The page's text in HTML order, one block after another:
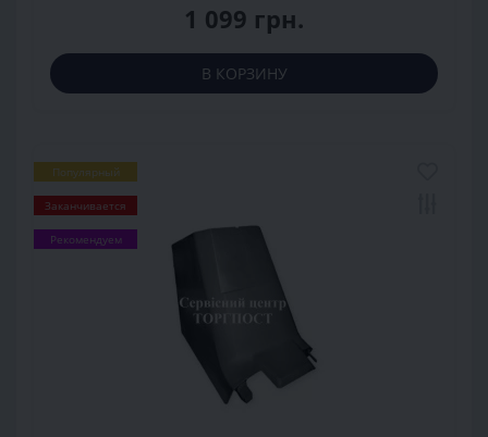
1 099 грн.
В КОРЗИНУ
Популярный
Заканчивается
Рекомендуем